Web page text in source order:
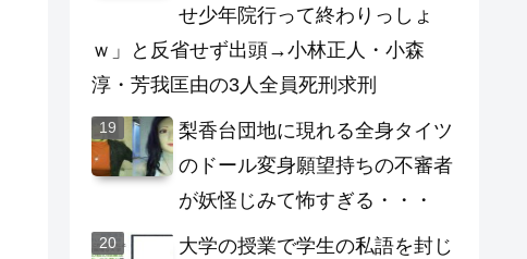
せ少年院行って終わりっしょ
ｗ」と反省せず出頭→小林正人・小森
淳・芳我匡由の3人全員死刑求刑
梨香台団地に現れる全身タイツ
のドール変身願望持ちの不審者
が妖怪じみて怖すぎる・・・
大学の授業で学生の私語を封じ